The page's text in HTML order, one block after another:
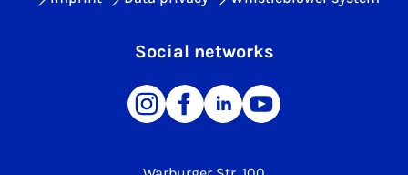
Social networks